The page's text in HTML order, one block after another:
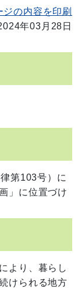
ジの内容を印刷
年03月28日
第103号）に
」に位置づけ
より、暮らし
けられる地方